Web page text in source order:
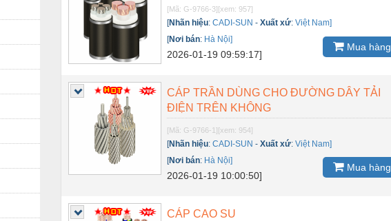
[Mã: G-9766-3] [xem: 957]
[Nhãn hiệu:CADI-SUN -Xuất xứ:Việt Nam]
[Nơi bán: Hà Nội]
2026-01-19 09:59:17]
Mua hàng
CÁP TRẦN DÙNG CHO ĐƯỜNG DÂY TẢI
ĐIỆN TRÊN KHÔNG
[Mã: G-9766-1] [xem: 954]
[Nhãn hiệu:CADI-SUN -Xuất xứ:Việt Nam]
[Nơi bán: Hà Nội]
2026-01-19 10:00:50]
Mua hàng
CÁP CAO SU